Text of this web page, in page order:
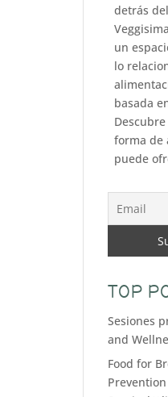
detrás
un
lo
basada
forma de
puede
TOP
Sesiones
and
Food for